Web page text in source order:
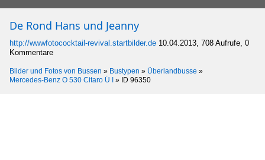
De Rond Hans und Jeanny
http://wwwfotococktail-revival.startbilder.de 10.04.2013, 708 Aufrufe, 0
Kommentare
Bilder und Fotos von Bussen » Bustypen » Überlandbusse »
Mercedes-Benz O 530 Citaro Ü I » ID 96350